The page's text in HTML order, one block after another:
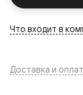
Что входит в
Доставка и